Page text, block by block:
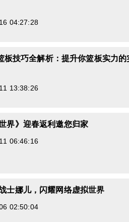
04:27:28
板技巧全解析：提升你篮板实力的
13:38:26
界》迎春返利邀您归家
06:46:16
士娜儿，闪耀网络虚拟世界
02:50:04